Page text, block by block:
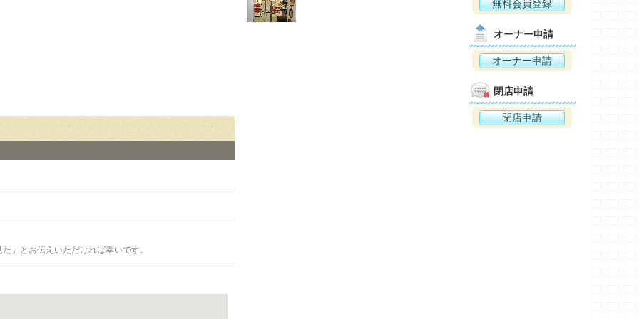
」とお伝えいただければ幸いです。
無料会員登録
オーナー申請
オーナー申請
閉店申請
閉店申請